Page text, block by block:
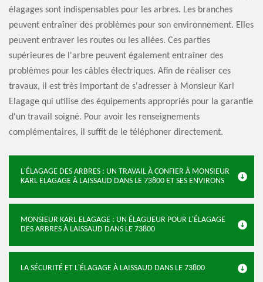
élagages sont indispensables pour les arbres. Les branches
peuvent entraîner des problèmes pour son environnement. Elles
peuvent entraver les routes ou les allées. Ces parties
supérieures de l'arbre peuvent également entraîner des
problèmes pour les câbles électriques. Afin de réaliser ces
travaux, il est très important de s'adresser à Monsieur Karl
Elagage qui utilise des équipements appropriés pour la garantie
d'un travail soigné. Pour avoir les renseignements
complémentaires, il suffit de le téléphoner directement.
L'ÉLAGAGE DES ARBRES : UN TRAVAIL À CONFIER À MONSIEUR
KARL ELAGAGE À LAISSAUD DANS LE 73800 ET SES ENVIRONS
MONSIEUR KARL ELAGAGE : UN ÉLAGUEUR POUR L'ÉLAGAGE
DES ARBRES À LAISSAUD DANS LE 73800
LA SÉCURITÉ ET L'ÉLAGAGE À LAISSAUD DANS LE 73800